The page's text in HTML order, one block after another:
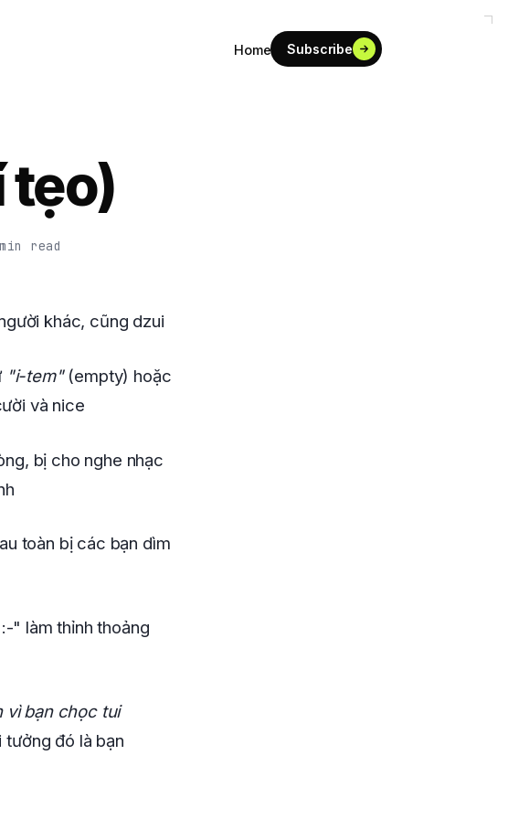
Home Subscribe
tẹo)
read
khác, cũng dzui
"i-tem"(empty) hoặc
và nice
bị cho nghe nhạc
toàn bị các bạn dìm
" làm thỉnh thoảng
vì bạn chọc tui
đó là bạn